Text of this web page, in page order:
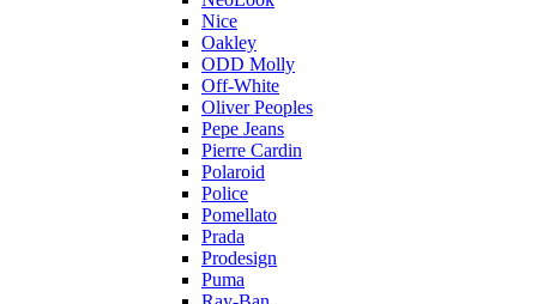
Nice
Oakley
ODD Molly
Off-White
Oliver Peoples
Pepe Jeans
Pierre Cardin
Polaroid
Police
Pomellato
Prada
Prodesign
Puma